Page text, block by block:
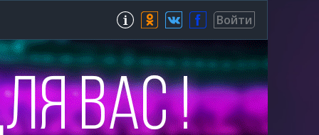
Зарегистрироваться
Войти